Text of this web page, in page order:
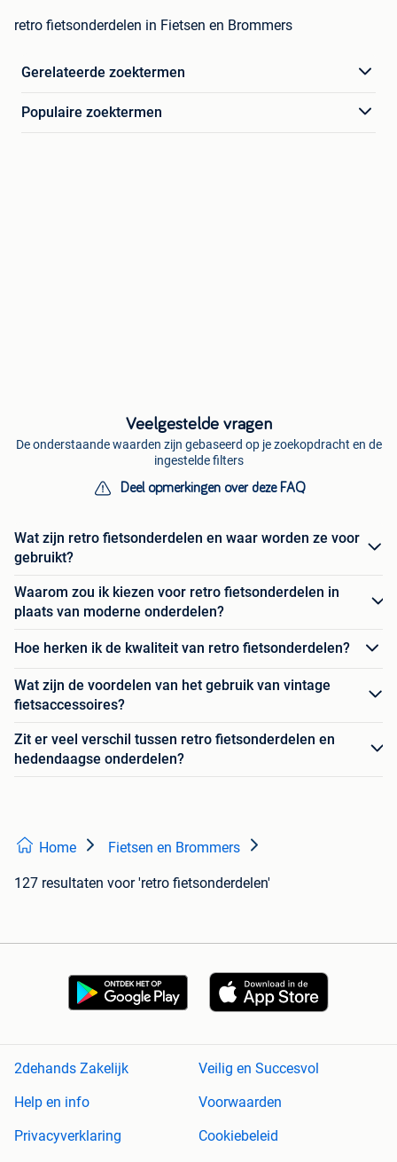
retro fietsonderdelen in Fietsen en Brommers
Gerelateerde zoektermen
Populaire zoektermen
Veelgestelde vragen
De onderstaande waarden zijn gebaseerd op je zoekopdracht en de
ingestelde filters
Deel opmerkingen over deze FAQ
Wat zijn retro fietsonderdelen en waar worden ze voor
gebruikt?
Waarom zou ik kiezen voor retro fietsonderdelen in
plaats van moderne onderdelen?
Hoe herken ik de kwaliteit van retro fietsonderdelen?
Wat zijn de voordelen van het gebruik van vintage
fietsaccessoires?
Zit er veel verschil tussen retro fietsonderdelen en
hedendaagse onderdelen?
Home Fietsen en Brommers
127 resultaten voor 'retro fietsonderdelen'
2dehands Zakelijk
Veilig en Succesvol
Help en info
Voorwaarden
Privacyverklaring
Cookiebeleid